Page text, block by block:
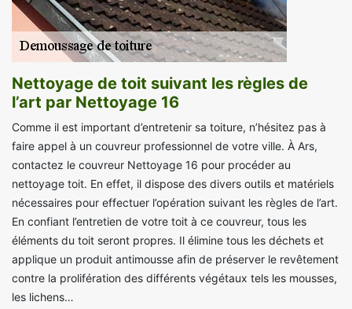
Nettoyage de toit suivant les règles de
l’art par Nettoyage 16
Comme il est important d’entretenir sa toiture, n’hésitez pas à
faire appel à un couvreur professionnel de votre ville. À Ars,
contactez le couvreur Nettoyage 16 pour procéder au
nettoyage toit. En effet, il dispose des divers outils et matériels
nécessaires pour effectuer l’opération suivant les règles de l’art.
En confiant l’entretien de votre toit à ce couvreur, tous les
éléments du toit seront propres. Il élimine tous les déchets et
applique un produit antimousse afin de préserver le revêtement
contre la prolifération des différents végétaux tels les mousses,
les lichens…